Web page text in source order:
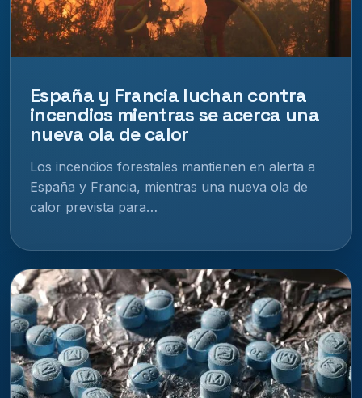
España y Francia luchan contra
incendios mientras se acerca una
nueva ola de calor
Los incendios forestales mantienen en alerta a
España y Francia, mientras una nueva ola de
calor prevista para…